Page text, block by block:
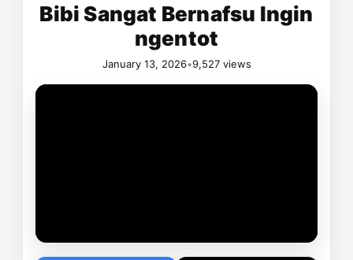
Bibi Sangat Bernafsu Ingin
ngentot
January 13, 2026•9,527 views